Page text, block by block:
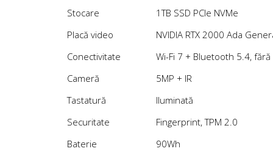
Stocare
1TB SSD PCIe NVMe
Placă video
NVIDIA RTX 2000 Ada
Conectivitate
Wi-Fi 7 + Bluetooth 5.4,
Cameră
5MP + IR
Tastatură
Iluminată
Securitate
Fingerprint, TPM 2.0
Baterie
90Wh